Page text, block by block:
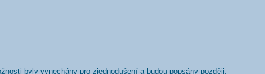
byly vynechány pro zjednodušení a budou popsány později.